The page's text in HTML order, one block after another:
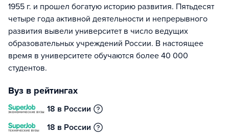
1955 г. и прошел богатую историю развития. Пятьдесят
четыре года активной деятельности и непрерывного
развития вывели университет в число ведущих
образовательных учреждений России. В настоящее
время в университете обучаются более 40 000
студентов.
Вуз в рейтингах
18 в России
18 в России